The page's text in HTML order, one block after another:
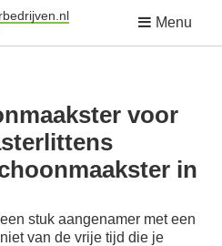
Menu
voor
in
stuk aangenamer met een
van de vrije tijd die je